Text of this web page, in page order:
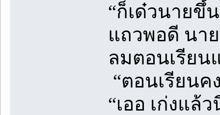
“ก็เด๋วนายขึ้
แถวพอดี นา
ลมตอนเรียน
“ตอนเรียนค
“เออ เก่งแล้ว